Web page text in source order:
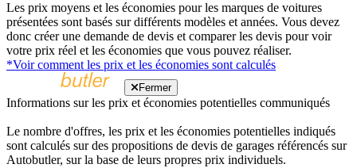
Les prix moyens et les économies pour les marques de voitures
présentées sont basés sur différents modèles et années. Vous devez
donc créer une demande de devis et comparer les devis pour voir
votre prix réel et les économies que vous pouvez réaliser.
*Voir comment les prix et les économies sont calculés
Fermer
Informations sur les prix et économies potentielles communiqués
Le nombre d'offres, les prix et les économies potentielles indiqués
sont calculés sur des propositions de devis de garages référencés sur
Autobutler, sur la base de leurs propres prix individuels.